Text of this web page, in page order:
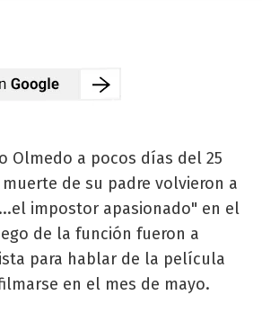
Olmedo a pocos días del 25
de su padre volvieron a
impostor apasionado" en el
de la función fueron a
para hablar de la película
en el mes de mayo.